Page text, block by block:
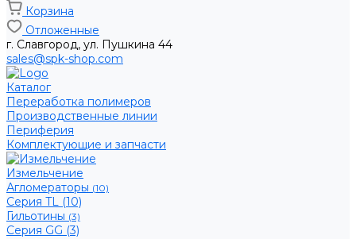
Корзина
Отложенные
г. Славгород, ул. Пушкина 44
sales@spk-shop.com
Каталог
Переработка полимеров
Производственные линии
Периферия
Комплектующие и запчасти
Измельчение
Агломераторы (10)
Серия TL (10)
Гильотины (3)
Серия GG (3)